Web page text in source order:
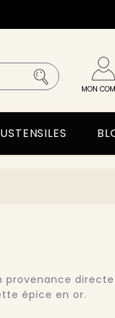
MON
USTENSILES
provenance
épice en or.